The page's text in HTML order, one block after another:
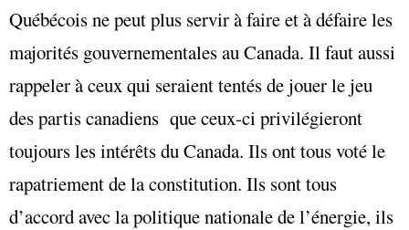
Québécois ne peut plus servir à faire et à défaire les
majorités gouvernementales au Canada. Il faut aussi
rappeler à ceux qui seraient tentés de jouer le jeu
des partis canadiens que ceux-ci privilégieront
toujours les intérêts du Canada. Ils ont tous voté le
rapatriement de la constitution. Ils sont tous
d’accord avec la politique nationale de l’énergie, ils